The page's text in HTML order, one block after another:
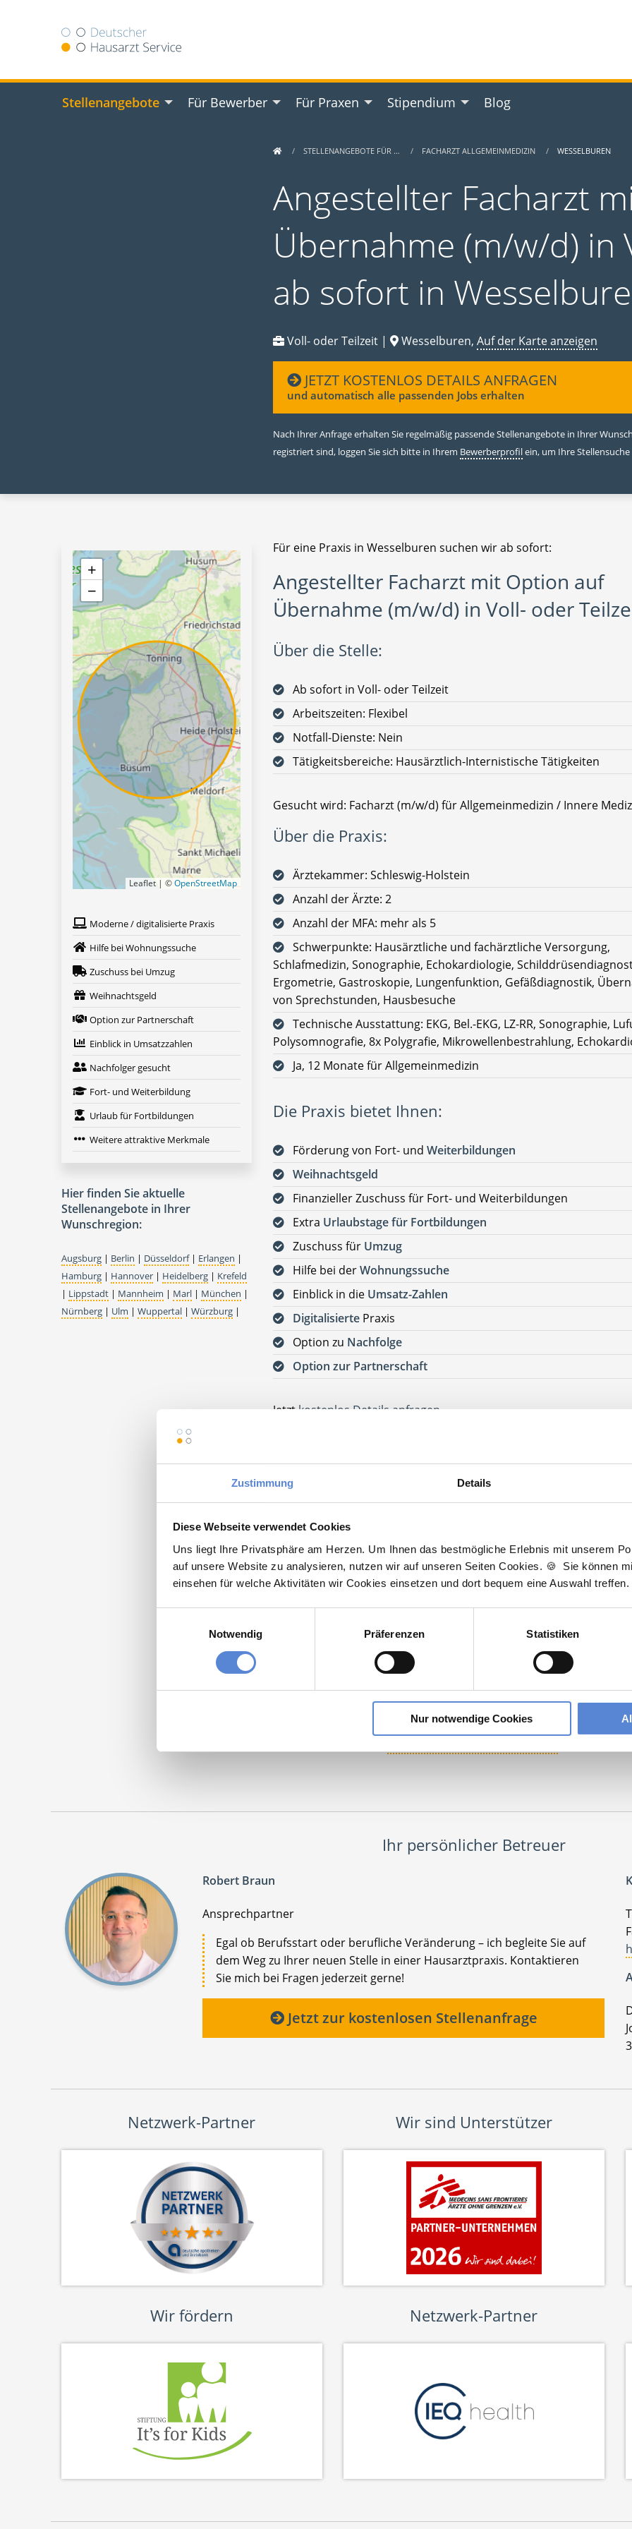
Zustimmung Details
Diese Webseite verwendet Cookies
Uns liegt Ihre Privatsphäre am Herzen. Um Ihnen das bestmögliche Erlebnis mit unserem
auf unsere Website zu analysieren, nutzen wir auf unseren Seiten Cookies. 🍪 Sie können
einsehen für welche Aktivitäten wir Cookies einsetzen und dort bequem eine Auswahl treffen.
Notwendig
Präferenzen Statistiken
Nur notwendige Cookies
Stellenangebote Für Bewerber Für Praxen Stipendium Blog
STELLENANGEBOTE FÜR … FACHARZT ALLGEMEINMEDIZIN WESSELBUREN
Angestellter Facharzt
Übernahme (m/w/d) in
ab sofort in
Voll- oder Teilzeit | Wesselburen, Auf der Karte anzeigen
JETZT KOSTENLOS DETAILS ANFRAGEN
und automatisch alle passenden Jobs erhalten
Nach Ihrer Anfrage erhalten Sie regelmäßig passende Stellenangebote in Ihrer
registriert sind, loggen Sie sich bitte in Ihrem Bewerberprofilein, um Ihre
Für eine Praxis in Wesselburen suchen wir ab sofort:
Angestellter Facharzt mit Option auf
Übernahme (m/w/d) in Voll- oder
Über die Stelle:
Ab sofort in Voll- oder Teilzeit
Arbeitszeiten: Flexibel
Notfall-Dienste: Nein
Tätigkeitsbereiche: Hausärztlich-Internistische Tätigkeiten
Gesucht wird: Facharzt (m/w/d) für Allgemeinmedizin / Innere
Über die Praxis:
Ärztekammer: Schleswig-Holstein
Anzahl der Ärzte: 2
Anzahl der MFA: mehr als 5
Schwerpunkte: Hausärztliche und fachärztliche Versorgung,
Schlafmedizin, Sonographie, Echokardiologie,
Ergometrie, Gastroskopie, Lungenfunktion, Gefäßdiagnostik,
von Sprechstunden, Hausbesuche
Technische Ausstattung: EKG, Bel.-EKG, LZ-RR, Sonographie,
Polysomnografie, 8x Polygrafie, Mikrowellenbestrahlung,
Ja, 12 Monate für Allgemeinmedizin
Die Praxis bietet Ihnen:
Förderung von Fort- und Weiterbildungen
Weihnachtsgeld
Finanzieller Zuschuss für Fort- und Weiterbildungen
Extra Urlaubstage für Fortbildungen
Zuschuss für Umzug
Hilfe bei derWohnungssuche
Einblick in die Umsatz-Zahlen
Digitalisierte Praxis
Option zu Nachfolge
Option zur Partnerschaft
Jetzt kostenlos Details anfragen
VORAUSSETZUNG FÜR EINE BEWERBUNG BEI UNSEREN KUNDEN
DEUTSCHE APPROBATION
25764 Wesselburen
Jetzt kostenlos Details anfragen
+
−
Leaflet | ©OpenStreetMap
Moderne / digitalisierte Praxis
Hilfe bei Wohnungssuche
Zuschuss bei Umzug
Weihnachtsgeld
Option zur Partnerschaft
Einblick in Umsatzzahlen
Nachfolger gesucht
Fort- und Weiterbildung
Urlaub für Fortbildungen
Weitere attraktive Merkmale
Hier finden Sie aktuelle
Stellenangebote in Ihrer
Wunschregion:
Augsburg | Berlin | Düsseldorf| Erlangen |
Hamburg | Hannover | Heidelberg | Krefeld
| Lippstadt | Mannheim | Marl | München |
Nürnberg | Ulm | Wuppertal | Würzburg |
Ihr persönlicher Betreuer
Robert Braun
Ansprechpartner
Egal ob Berufsstart oder berufliche Veränderung – ich begleite Sie auf
dem Weg zu Ihrer neuen Stelle in einer Hausarztpraxis. Kontaktieren
Sie mich bei Fragen jederzeit gerne!
Jetzt zur kostenlosen Stellenanfrage
Netzwerk-Partner Wir sind Unterstützer
Wir fördern Netzwerk-Partner